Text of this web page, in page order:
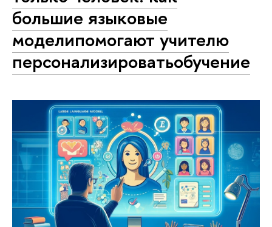
большие языковые
моделипомогают учителю
персонализироватьобучение